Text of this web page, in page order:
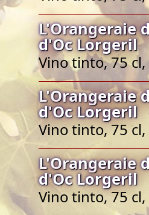
L'Orangeraie
d'Oc Lorgeril
Vino tinto, 75 cl,
L'Orangeraie
d'Oc Lorgeril
Vino tinto, 75 cl,
L'Orangeraie
d'Oc Lorgeril
Vino tinto, 75 cl,